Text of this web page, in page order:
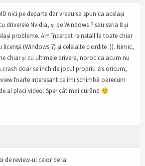
nici pe departe dar vreau sa spun ca același
driverele Nvidia, și pe Windows 7 sau seria 8 și
probleme. Am încercat reinstall la toate chiar
licență (Windows 7) și celelalte ciordite :)). Nimic,
chiar și cu ultimele drivere, noroc ca.acum nu
doar se închide jocul propriu zis.oricum,
foarte interesant ce îmi schimbă oarecum
al placi video. Sper cât mai curând
de review-ul celor de la